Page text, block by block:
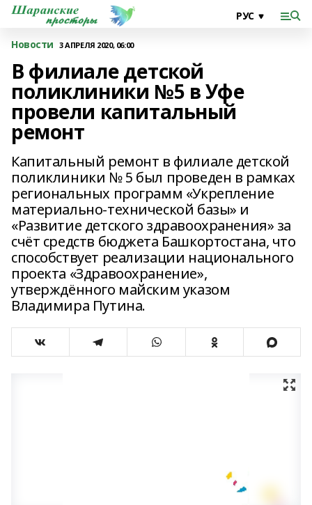
Новости 3 АПРЕЛЯ 2020, 06:00
В филиале детской
поликлиники №5 в Уфе
провели капитальный
ремонт
Капитальный ремонт в филиале детской
поликлиники № 5 был проведен в рамках
региональных программ «Укрепление
материально-технической базы» и
«Развитие детского здравоохранения» за
счёт средств бюджета Башкортостана, что
способствует реализации национального
проекта «Здравоохранение»,
утверждённого майским указом
Владимира Путина.